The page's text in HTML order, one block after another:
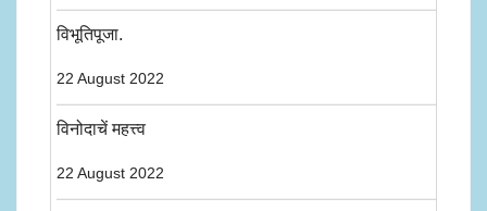
विभूतिपूजा.
22 August 2022
विनोदाचें महत्त्व
22 August 2022